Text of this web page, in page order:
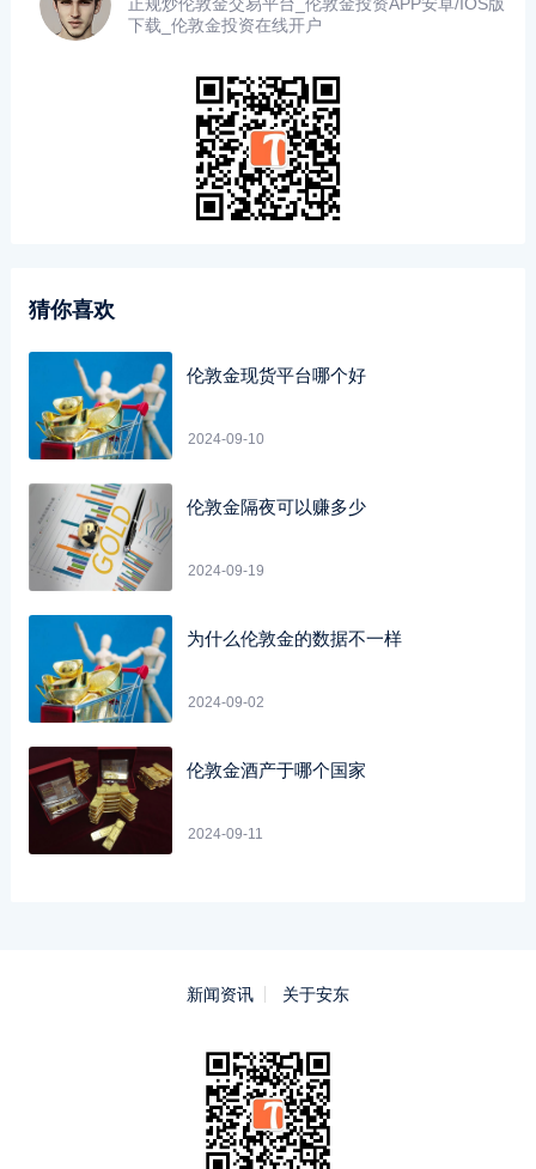
下载_伦敦金投资在线开户
猜你喜欢
伦敦金现货平台哪个好
2024-09-10
伦敦金隔夜可以赚多少
2024-09-19
为什么伦敦金的数据不一样
2024-09-02
伦敦金酒产于哪个国家
2024-09-11
新闻资讯 关于安东